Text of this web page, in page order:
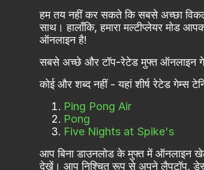
हम तय नहीं कर सकते कि सबसे अच्छा
साथ। हालाँकि, हमारा मल्टीप्लेयर मोड
ऑनलाइन है!
सबसे अच्छे और टॉप-रेटेड मुफ्त ऑनलाइन
कोई और शब्द नहीं - यहां शीर्ष रेटेड गेम्स
Ping Pong Air
Pong
Five Nights at Spike's
आप बिना डाउनलोड के मुफ्त में ऑनलाइन
देखें। आप निश्चित रूप से अपने लैपटॉप,